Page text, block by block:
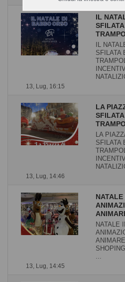
13, Lug, 16:15
IL
IL
SFILATA
13, Lug, 14:46
LA
LA
SFILATA
13, Lug, 14:45
NATALE
...